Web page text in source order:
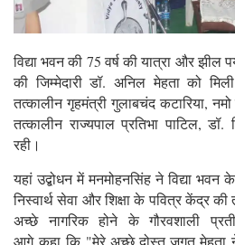
विद्या भवन की 75 वर्ष की यात्रा और झील
की जिम्मेदारी डॉ. अनिल मेहता को
तत्कालीन गृहमंत्री गुलाबचंद कटारिया, नमो
तत्कालीन राज्यपाल प्रतिभा पाटिल,
रही।
यहां उद्बोधन में मनमोहनसिंह ने विद्या
निस्वार्थ सेवा और शिक्षा के पवित्र केंद्र की
अच्छे नागरिक होने के गौरवशाली
आगे कहा कि "मेरे अच्छे दोस्त जगत मेहता